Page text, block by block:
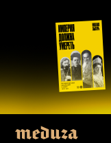
материалам